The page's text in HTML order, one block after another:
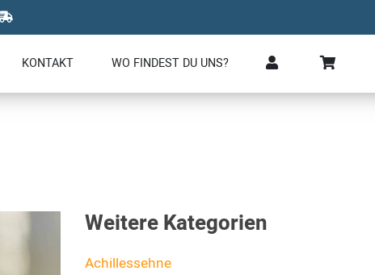
KONTAKT WO FINDEST DU UNS?
Weitere Kategorien
Achillessehne